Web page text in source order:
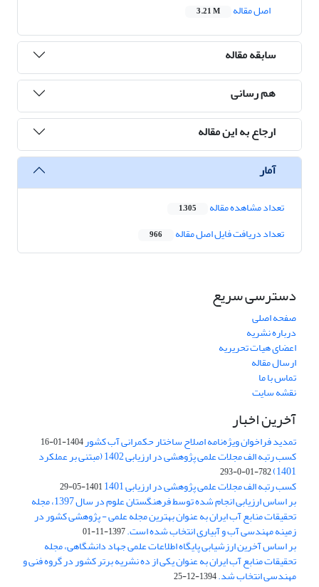
اصل مقاله
3.21 M
سابقه مقاله
هم رسانی
ارجاع به این مقاله
آمار
تعداد مشاهده مقاله 1,305
تعداد دریافت فایل اصل مقاله 966
دسترسی سریع
صفحه اصلی
درباره نشریه
اعضای هیات تحریریه
ارسال مقاله
تماس با ما
نقشه سایت
آخرین اخبار
تمدید فراخوان ویژه‌نامه اصلاح ساختار حکمرانی آب کشور1404-01-16
کسب رتبه الف مجلات علمی پژوهشی در ارزیابی 1402 (مبتنی بر عملکرد
1401)
782-01-0-293
کسب رتبه الف مجلات علمی پژوهشی در ارزیابی 1401 1401-05-29
بر اساس ارزیابی انجام شده توسط فرهنگستان علوم در سال 1397، مجله
تحقیقات منابع آب ایران به عنوان بهترین مجله علمی - پژوهشی کشور در
زمینه مهندسی آب و آبیاری انتخاب شده است.1397-11-01
بر اساس آخرین ارزشیابی پایگاه اطلاعات علمی جهاد دانشگاهی، مجله
تحقیقات منابع آب ایران به عنوان یکی از ده نشریه برتر کشور در گروه فنی و
مهندسی انتخاب شد.1394-12-25